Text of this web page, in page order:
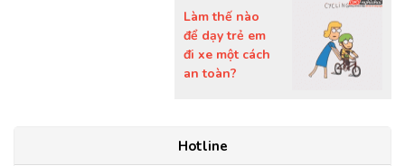
Làm thế nào
để dạy trẻ em
đi xe một cách
an toàn?
Hotline